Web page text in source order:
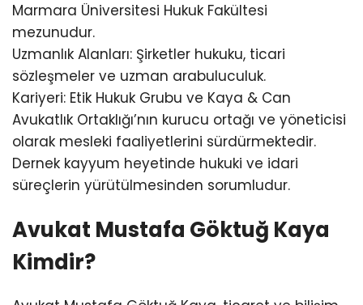
Marmara Üniversitesi Hukuk Fakültesi
mezunudur.
Uzmanlık Alanları: Şirketler hukuku, ticari
sözleşmeler ve uzman arabuluculuk.
Kariyeri: Etik Hukuk Grubu ve Kaya & Can
Avukatlık Ortaklığı’nın kurucu ortağı ve yöneticisi
olarak mesleki faaliyetlerini sürdürmektedir.
Dernek kayyum heyetinde hukuki ve idari
süreçlerin yürütülmesinden sorumludur.
Avukat Mustafa Göktuğ Kaya
Kimdir?